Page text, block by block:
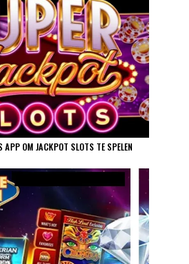
OM JACKPOT SLOTS TE SPELEN